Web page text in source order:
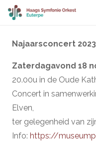
Najaarsconcert
Zaterdagavond 18
20.00u in de Oude
Concert in
Elven,
ter gelegenheid van
Info: https://